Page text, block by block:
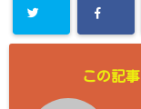
この記